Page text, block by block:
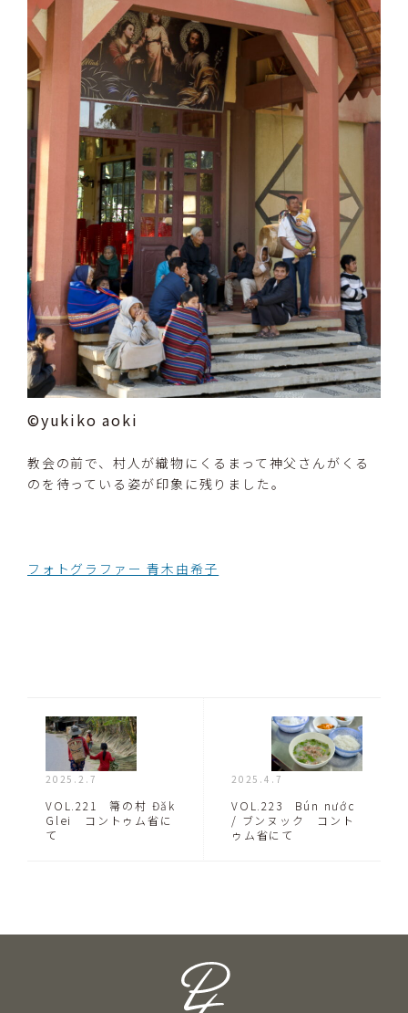
©yukiko aoki
教会の前で、村人が織物にくるまって神父さんがくる
のを待っている姿が印象に残りました。
フォトグラファー 青木由希子
2025.2.7
VOL.221 箒の村 Đăk
Glei コントゥム省に
て
2025.4.7
VOL.223 Bún nước
/ ブンヌック コント
ゥム省にて